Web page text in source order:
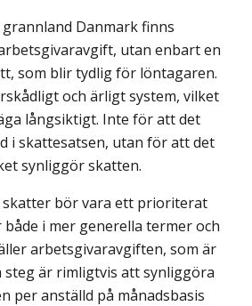
Danmark finns
utan enbart en
som blir tydlig för löntagaren.
och ärligt system, vilket
långsiktigt. Inte för att det
i skattesatsen, utan för att det
synliggör skatten.
skatter bör vara ett prioriterat
i mer generella termer och
arbetsgivaravgiften, som är
steg är rimligtvis att synliggöra
per anställd på månadsbasis